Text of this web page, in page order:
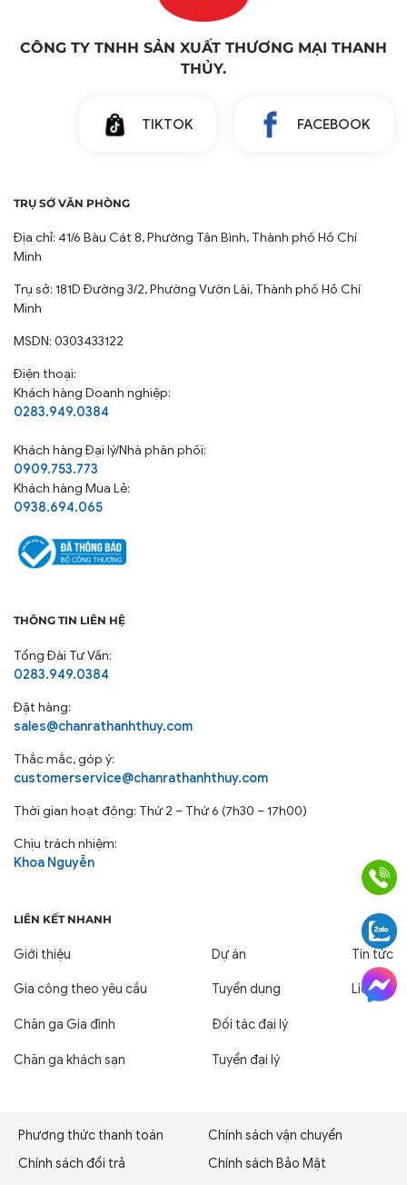
CÔNG TY TNHH SẢN XUẤT THƯƠNG MẠI THANH
THỦY.
TIKTOK FACEBOOK
TRỤ SỞ VĂN PHÒNG
Địa chỉ: 41/6 Bàu Cát 8, Phường Tân Bình, Thành phố Hồ Chí
Minh
Trụ sở: 181D Đường 3/2, Phường Vườn Lài, Thành phố Hồ Chí
Minh
MSDN: 0303433122
Điện thoại:
Khách hàng Doanh nghiệp:
0283.949.0384
Khách hàngĐại lý/Nhà phân phối:
0909.753.773
Khách hàng Mua Lẻ:
0938.694.065
THÔNG TIN LIÊN HỆ
Tổng Đài Tư Vấn:
0283.949.0384
Đặt hàng:
sales@chanrathanhthuy.com
Thắc mắc, góp ý:
customerservice@chanrathanhthuy.com
Thời gian hoạt động: Thứ 2 – Thứ 6 (7h30 – 17h00)
Chịu trách nhiệm:
Khoa Nguyễn
LIÊN KẾT NHANH
Giới thiệu
Gia công theo yêu cầu
Chăn ga Gia đình
Chăn ga khách sạn
Dự án
Tuyển dụng
Đối tác đại lý
Tuyển đại lý
Tin tức
Liên hệ
Phương thức thanh toán
Chính sách vận chuyển
Chính sách đổi trả
Chính sách Bảo Mật